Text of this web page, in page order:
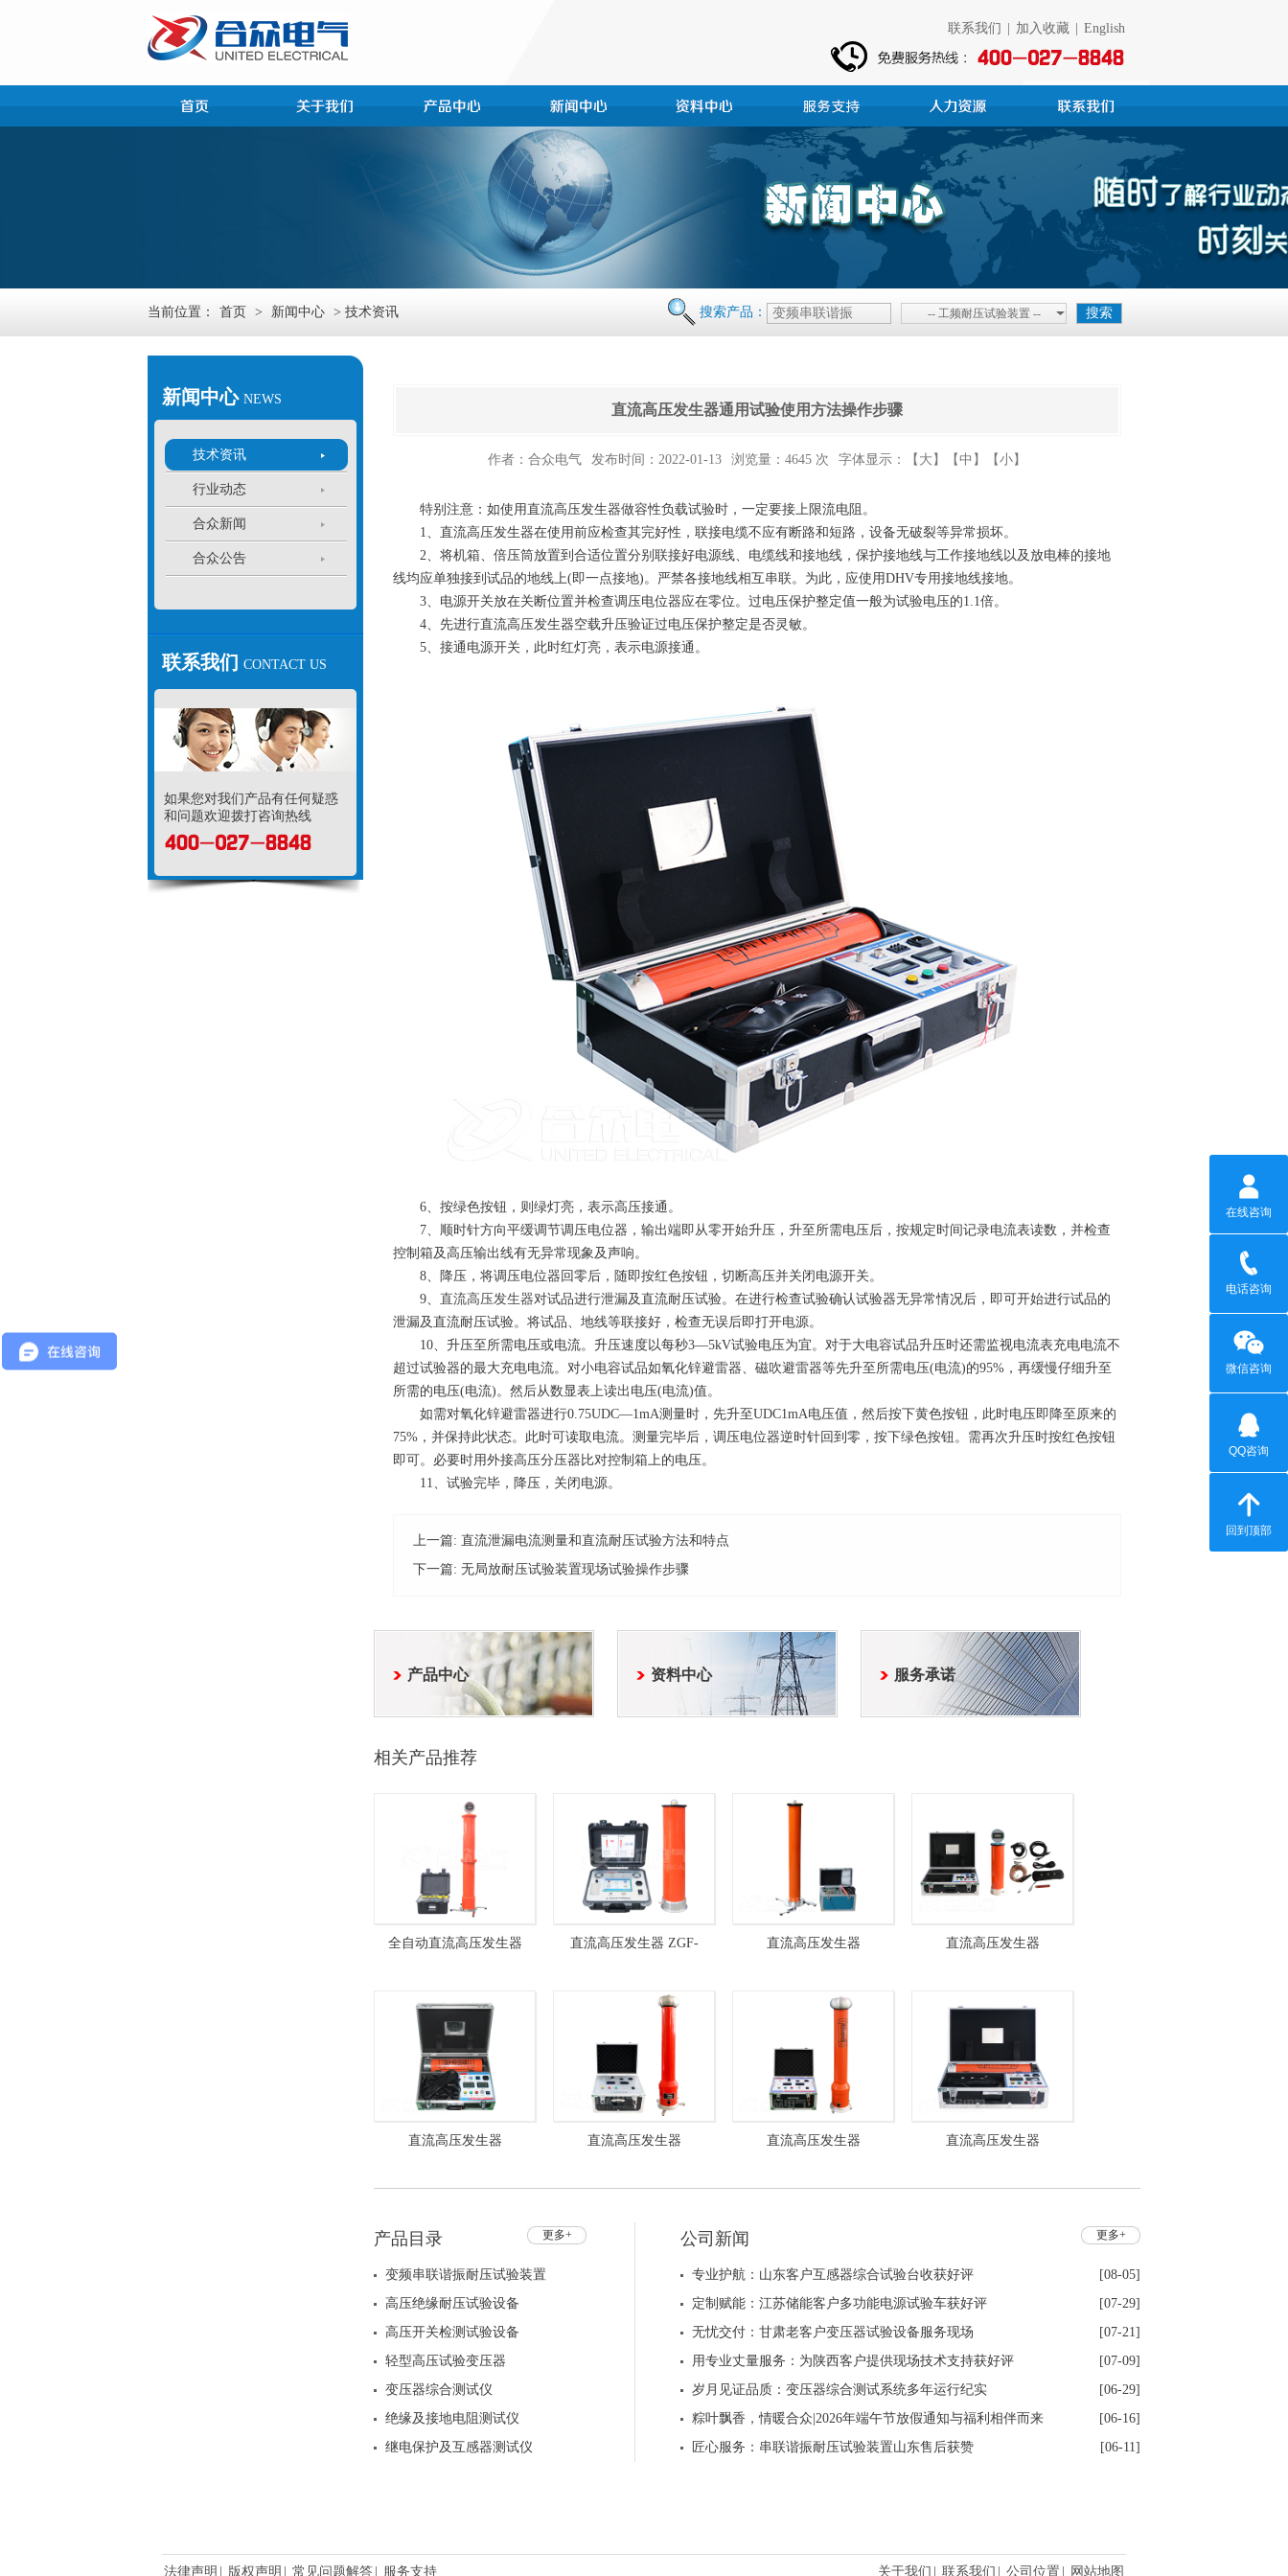
联系我们 加入收藏 English
当前位置： 首页 > 新闻中心 > 技术资讯 搜索产品： -- 工频耐压试验装置 --
新闻中心 NEWS
技术资讯
行业动态
合众新闻
合众公告
联系我们 CONTACT US
如果您对我们产品有任何疑惑
和问题欢迎拨打咨询热线
直流高压发生器通用试验使用方法操作步骤
作者：合众电气 发布时间：2022-01-13 浏览量：4645 次 字体显示： 【大】 【中】 【小】
特别注意：如使用直流高压发生器做容性负载试验时，一定要接上限流电阻。
1、直流高压发生器在使用前应检查其完好性，联接电缆不应有断路和短路，设备无破裂等异常损坏。
2、将机箱、倍压筒放置到合适位置分别联接好电源线、电缆线和接地线，保护接地线与工作接地线以及放电棒的接地
线均应单独接到试品的地线上(即一点接地)。严禁各接地线相互串联。为此，应使用DHV专用接地线接地。
3、电源开关放在关断位置并检查调压电位器应在零位。过电压保护整定值一般为试验电压的1.1倍。
4、先进行直流高压发生器空载升压验证过电压保护整定是否灵敏。
5、接通电源开关，此时红灯亮，表示电源接通。
6、按绿色按钮，则绿灯亮，表示高压接通。
7、顺时针方向平缓调节调压电位器，输出端即从零开始升压，升至所需电压后，按规定时间记录电流表读数，并检查
控制箱及高压输出线有无异常现象及声响。
8、降压，将调压电位器回零后，随即按红色按钮，切断高压并关闭电源开关。
9、 直流高压发生器对试品进行泄漏及直流耐压试验。在进行检查试验确认试验器无异常情况后，即可开始进行试品的
泄漏及直流耐压试验。将试品、地线等联接好，检查无误后即打开电源。
10、升压至所需电压或电流。升压速度以每秒3—5kV试验电压为宜。对于大电容试品升压时还需监视电流表充电电流不
超过试验器的最大充电电流。对小电容试品如氧化锌避雷器、磁吹避雷器等先升至所需电压(电流)的95%，再缓慢仔细升至
所需的电压(电流)。然后从数显表上读出电压(电流)值。
如需对氧化锌避雷器进行0.75UDC—1mA测量时，先升至UDC1mA电压值，然后按下黄色按钮，此时电压即降至原来的
75%，并保持此状态。此时可读取电流。测量完毕后，调压电位器逆时针回到零，按下绿色按钮。需再次升压时按红色按钮
即可。必要时用外接高压分压器比对控制箱上的电压。
11、试验完毕，降压，关闭电源。
上一篇: 直流泄漏电流测量和直流耐压试验方法和特点
下一篇: 无局放耐压试验装置现场试验操作步骤
产品中心 资料中心 服务承诺
相关产品推荐
全自动直流高压发生器 直流高压发生器 ZGF- 直流高压发生器 直流高压发生器
直流高压发生器 直流高压发生器 直流高压发生器 直流高压发生器
更多+
产品目录
变频串联谐振耐压试验装置
高压绝缘耐压试验设备
高压开关检测试验设备
轻型高压试验变压器
变压器综合测试仪
绝缘及接地电阻测试仪
继电保护及互感器测试仪
更多+
公司新闻
[08-05]
专业护航：山东客户互感器综合试验台收获好评
[07-29]
定制赋能：江苏储能客户多功能电源试验车获好评
[07-21]
无忧交付：甘肃老客户变压器试验设备服务现场
[07-09]
用专业丈量服务：为陕西客户提供现场技术支持获好评
[06-29]
岁月见证品质：变压器综合测试系统多年运行纪实
[06-16]
粽叶飘香，情暖合众|2026年端午节放假通知与福利相伴而来
[06-11]
匠心服务：串联谐振耐压试验装置山东售后获赞
法律声明 版权声明 常见问题解答 服务支持 关于我们 联系我们 公司位置 网站地图
在线咨询
电话咨询
微信咨询
QQ咨询
回到顶部